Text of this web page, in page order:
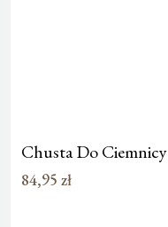
Chusta Do Ciemnicy
84,95 zł